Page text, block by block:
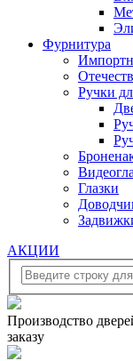
Фурнитура
Ручки
Глазки
АКЦИИ
Производство
заказу